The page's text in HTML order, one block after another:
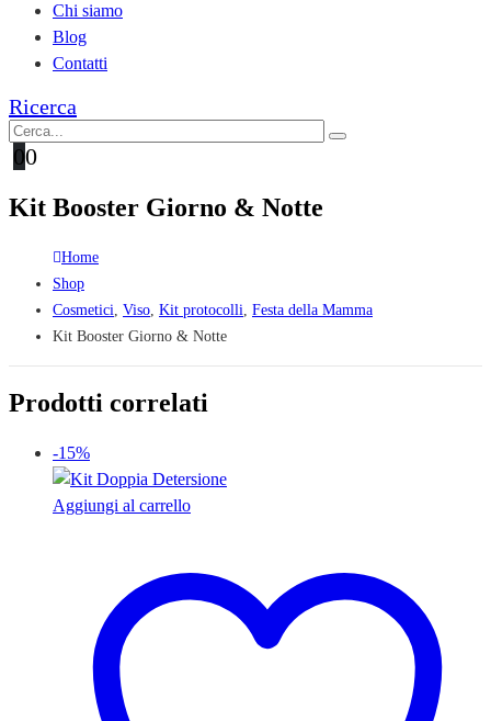
Chi siamo
Blog
Contatti
Ricerca
00
Kit Booster Giorno & Notte
Home
Shop
Cosmetici, Viso, Kit protocolli, Festa della Mamma
Kit Booster Giorno & Notte
Prodotti correlati
-15%
Aggiungi al carrello